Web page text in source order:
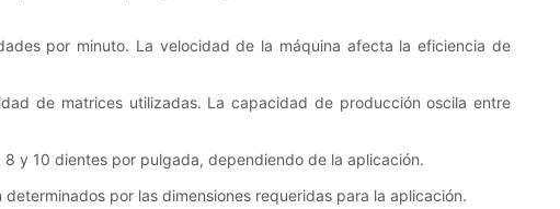
por minuto. La velocidad de la máquina afecta la eficiencia de
de matrices utilizadas. La capacidad de producción oscila entre
y 10 dientes por pulgada, dependiendo de la aplicación.
por las dimensiones requeridas para la aplicación.